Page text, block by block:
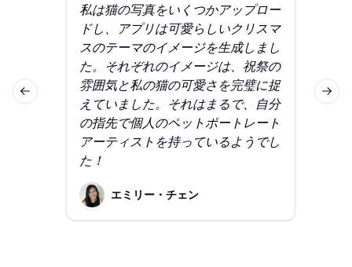
私は猫の写真をいくつかアップロー
ドし、アプリは可愛らしいクリスマ
スのテーマのイメージを生成しまし
た。それぞれのイメージは、祝祭の
雰囲気と私の猫の可愛さを完璧に捉
えていました。それはまるで、自分
の指先で個人のペットポートレート
アーティストを持っているようでし
た！
エミリー・チェン
異
ル
Previous slide